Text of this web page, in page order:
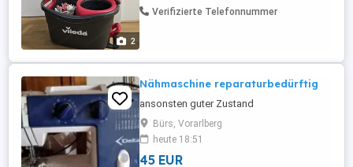
2
Verifizierte Telefonnummer
Nähmaschine reparaturbedürftig
ansonsten guter Zustand
Bürs, Vorarlberg
heute 18:51
45 EUR